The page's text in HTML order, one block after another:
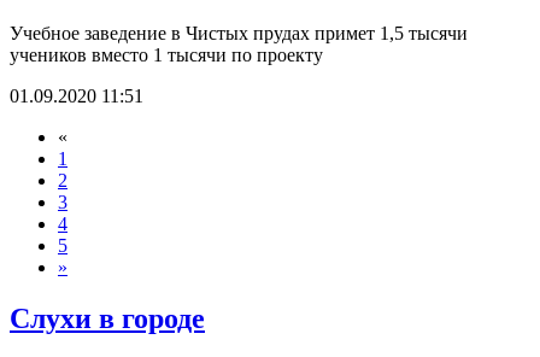
Учебное заведение в Чистых прудах примет 1,5 тысячи
учеников вместо 1 тысячи по проекту
01.09.2020 11:51
«
1
2
3
4
5
»
Слухи в городе